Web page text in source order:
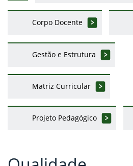
Corpo Docente
Gestão e Estrutura
Matriz Curricular
Projeto Pedagógico